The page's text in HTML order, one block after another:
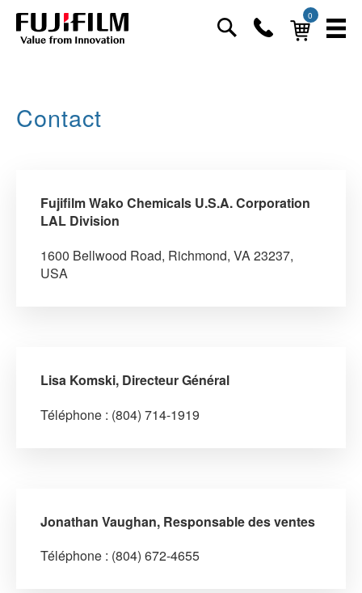
0
Contact
Fujifilm Wako Chemicals U.S.A. Corporation
LAL Division
1600 Bellwood Road, Richmond, VA 23237,
USA
Lisa Komski, Directeur Général
Téléphone : (804) 714-1919
Jonathan Vaughan, Responsable des ventes
Téléphone : (804) 672-4655